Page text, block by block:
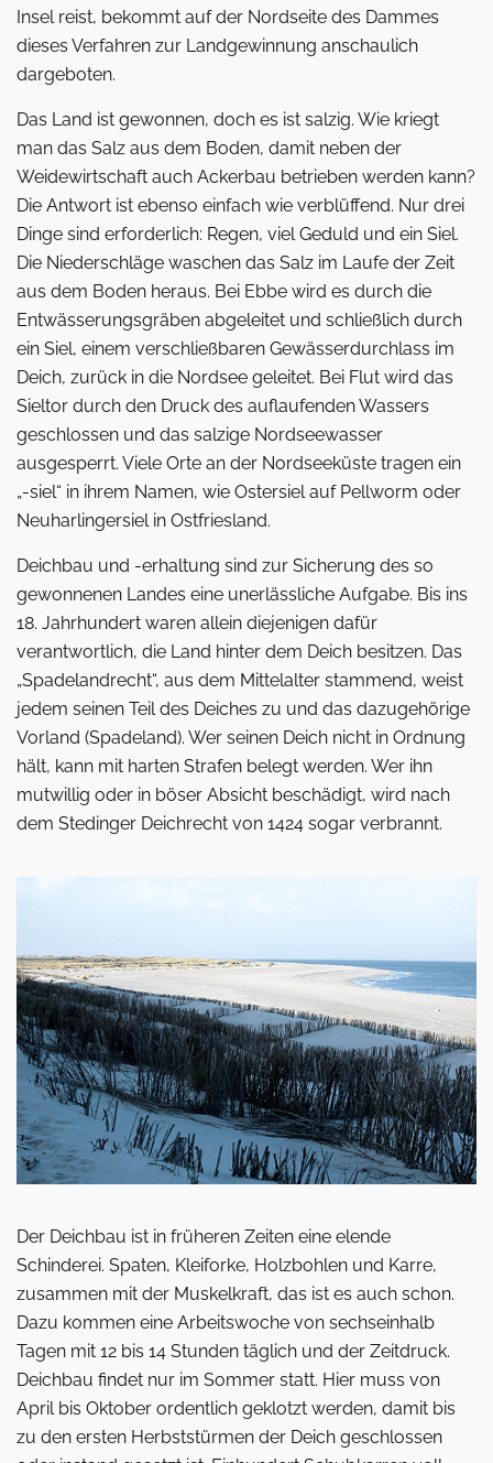
Insel reist, bekommt auf der Nordseite des Dammes
dieses Verfahren zur Landgewinnung anschaulich
dargeboten.
Das Land ist gewonnen, doch es ist salzig. Wie kriegt
man das Salz aus dem Boden, damit neben der
Weidewirtschaft auch Ackerbau betrieben werden kann?
Die Antwort ist ebenso einfach wie ver­blüffend. Nur drei
Dinge sind erforderlich: Regen, viel Geduld und ein Siel.
Die Niederschläge waschen das Salz im Laufe der Zeit
aus dem Boden heraus. Bei Ebbe wird es durch die
Entwässerungsgräben abgeleitet und schließlich durch
ein Siel, einem verschließbaren Gewässerdurchlass im
Deich, zurück in die Nordsee geleitet. Bei Flut wird das
Sieltor durch den Druck des auflaufenden Wassers
geschlossen und das salzige Nordseewasser
ausgesperrt. Viele Orte an der Nordseeküste tragen ein
„-siel“ in ihrem Namen, wie Ostersiel auf Pellworm oder
Neuharlingersiel in Ostfriesland.
Deichbau und -erhaltung sind zur Sicherung des so
gewonnenen Landes eine unerlässliche Aufgabe. Bis ins
18. Jahrhundert waren allein diejenigen dafür
verantwortlich, die Land hinter dem Deich besitzen. Das
„Spadelandrecht“, aus dem Mittelalter stammend, weist
jedem seinen Teil des Deiches zu und das dazugehörige
Vorland (Spadeland). Wer seinen Deich nicht in Ordnung
hält, kann mit harten Strafen belegt werden. Wer ihn
mutwillig oder in böser Absicht beschädigt, wird nach
dem Stedinger Deichrecht von 1424 sogar verbrannt.
Der Deichbau ist in früheren Zeiten eine elende
Schinderei. Spaten, Kleiforke, Holzbohlen und Karre,
zusammen mit der Muskelkraft, das ist es auch schon.
Dazu kommen eine Arbeitswoche von sechseinhalb
Tagen mit 12 bis 14 Stunden täglich und der Zeitdruck.
Deichbau findet nur im Sommer statt. Hier muss von
April bis Oktober ordentlich geklotzt werden, damit bis
zu den ersten Herbststürmen der Deich geschlossen